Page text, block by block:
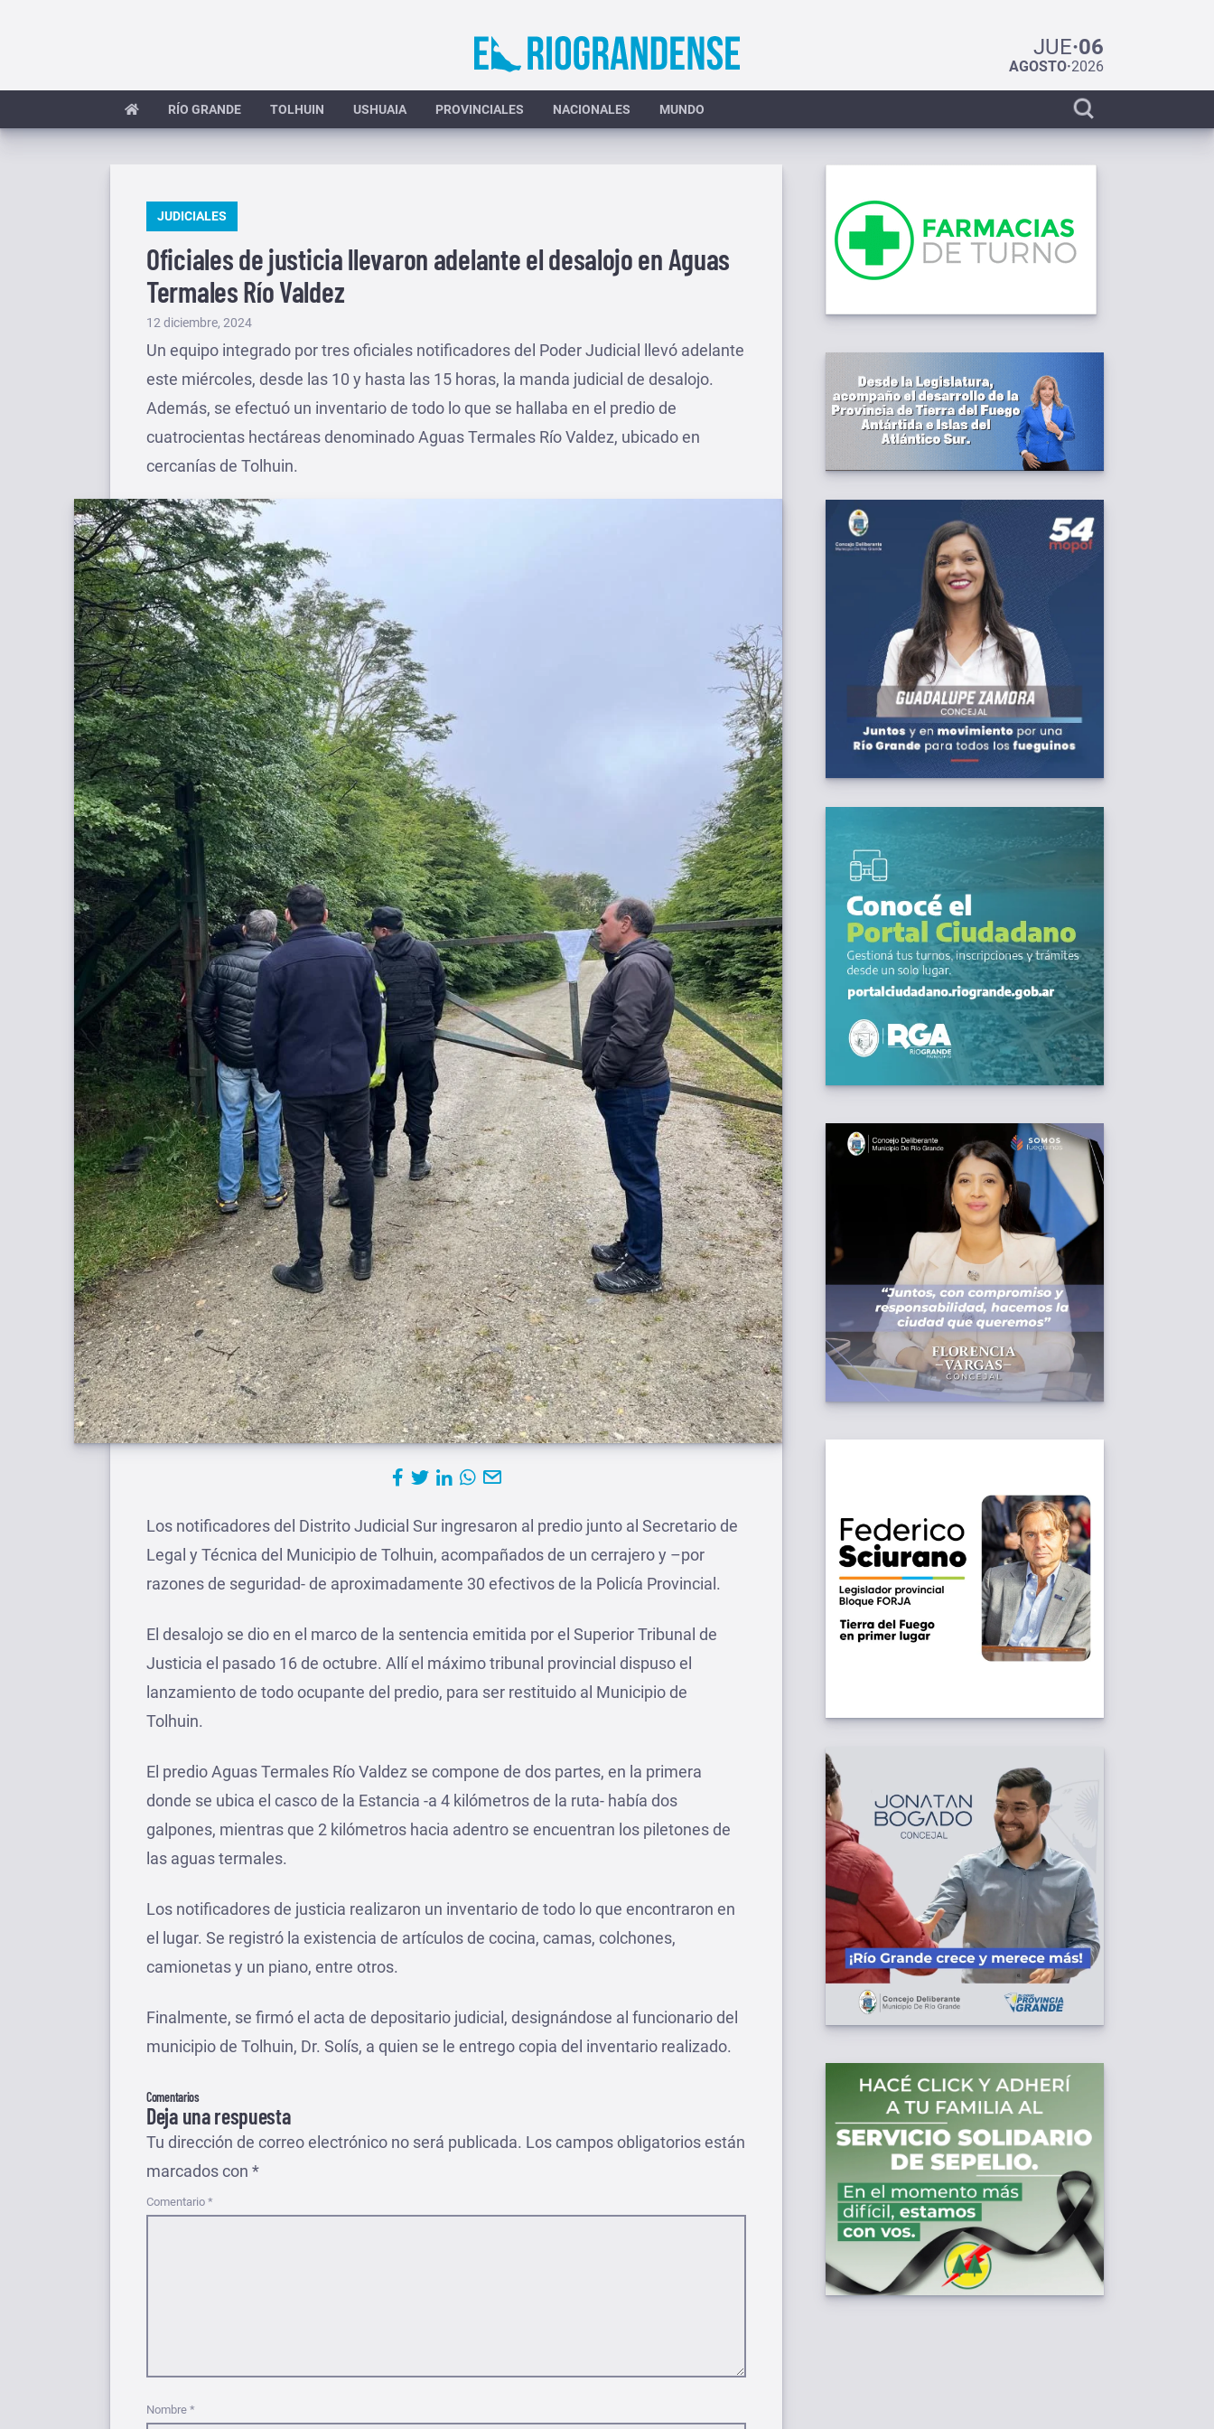
JUE·06
AGOSTO·2026
RÍO GRANDE TOLHUIN USHUAIA PROVINCIALES NACIONALES MUNDO
Display
search
PUBLICADO
JUDICIALES
Oficiales de justicia llevaron adelante el desalojo en Aguas
Termales Río Valdez
Publicado
el
12 diciembre, 2024
Un equipo integrado por tres oficiales notificadores del Poder Judicial llevó adelante
este miércoles, desde las 10 y hasta las 15 horas, la manda judicial de desalojo.
Además, se efectuó un inventario de todo lo que se hallaba en el predio de
cuatrocientas hectáreas denominado Aguas Termales Río Valdez, ubicado en
cercanías de Tolhuin.
Los notificadores del Distrito Judicial Sur ingresaron al predio junto al Secretario de
Legal y Técnica del Municipio de Tolhuin, acompañados de un cerrajero y –por
razones de seguridad- de aproximadamente 30 efectivos de la Policía Provincial.
El desalojo se dio en el marco de la sentencia emitida por el Superior Tribunal de
Justicia el pasado 16 de octubre. Allí el máximo tribunal provincial dispuso el
lanzamiento de todo ocupante del predio, para ser restituido al Municipio de
Tolhuin.
El predio Aguas Termales Río Valdez se compone de dos partes, en la primera
donde se ubica el casco de la Estancia -a 4 kilómetros de la ruta- había dos
galpones, mientras que 2 kilómetros hacia adentro se encuentran los piletones de
las aguas termales.
Los notificadores de justicia realizaron un inventario de todo lo que encontraron en
el lugar. Se registró la existencia de artículos de cocina, camas, colchones,
camionetas y un piano, entre otros.
Finalmente, se firmó el acta de depositario judicial, designándose al funcionario del
municipio de Tolhuin, Dr. Solís, a quien se le entrego copia del inventario realizado.
Comentarios
Deja una respuesta
Tu dirección de correo electrónico no será publicada. Los campos obligatorios están
marcados con *
Comentario *
Nombre *